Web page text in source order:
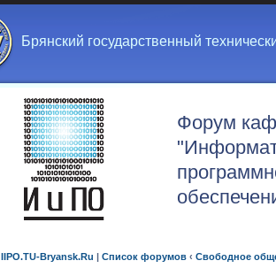
Брянский государственный
Форум
IIPO.TU-Bryansk.Ru | Список форумов ‹ Свободное